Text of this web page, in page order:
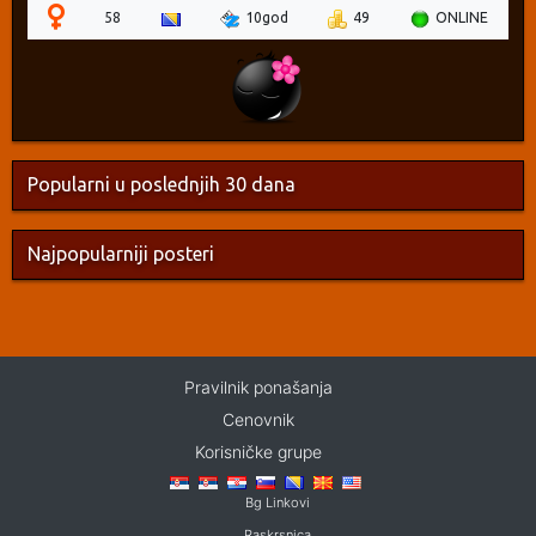
58 10god 49 ONLINE
Popularni u poslednjih 30 dana
Najpopularniji posteri
Pravilnik ponašanja
Cenovnik
Korisničke grupe
Bg Linkovi